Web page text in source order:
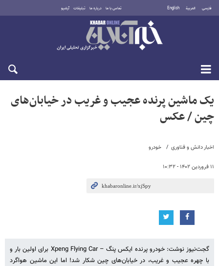
فارسی العربية English تماس با ما درباره ما تبلیغات آرشیو
جمعه ۱۶ مرداد ۱۴۰۵
اخبار دانش و فناوری خودرو
۱۱ فروردین ۱۴۰۲ - ۱۰:۳۲
یک ماشین پرنده عجیب و غریب در خیابان‌های
چین / عکس
گجت‌نیوز نوشت: خودرو پرنده ایکس پنگ – Xpeng Flying Car برای اولین بار و
با چهره عجیب و غریب، در خیابان‌های چین شکار شد! اما این ماشین هواگرد